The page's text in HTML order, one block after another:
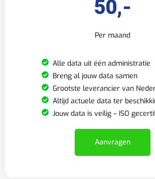
50,-
Per maand
Alle data uit één administratie
Breng al jouw data samen
Grootste leverancier van
Altijd actuele data ter
Jouw data is veilig – ISO
Aanvragen